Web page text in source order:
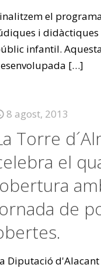
el
i didàctiques
infantil.
[…]
8 agost, 2013
Torre
el
de
Diputació